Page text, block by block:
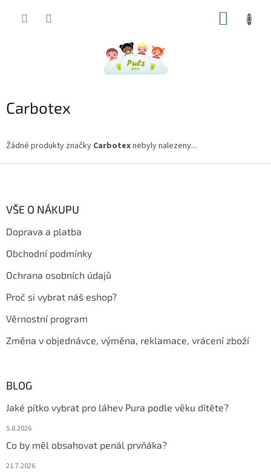
Carbotex
Žádné produkty značky Carbotexnebyly nalezeny...
VŠE O NÁKUPU
Doprava a platba
Obchodní podmínky
Ochrana osobních údajů
Proč si vybrat náš eshop?
Věrnostní program
Změna v objednávce, výměna, reklamace, vrácení zboží
BLOG
Jaké pítko vybrat pro láhev Pura podle věku dítěte?
5.8.2026
Co by měl obsahovat penál prvňáka?
21.7.2026